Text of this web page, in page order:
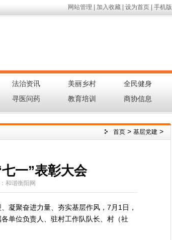
网站管理 加入收藏 设为首页 手机版
法治资讯 美丽乡村 全民健身
寻医问药 教育培训 商协信息
首页 > 基层党建 >
一”表彰大会
和谐衡阳网
凝聚奋进力量、夯实基层作风，7月1日，
单位负责人、驻村工作队队长、村（社